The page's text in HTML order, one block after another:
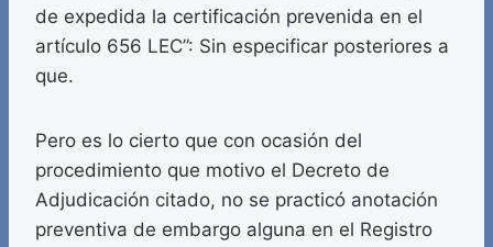
de expedida la certificación prevenida en el
artículo 656 LEC”: Sin especificar posteriores a
que.
Pero es lo cierto que con ocasión del
procedimiento que motivo el Decreto de
Adjudicación citado, no se practicó anotación
preventiva de embargo alguna en el Registro